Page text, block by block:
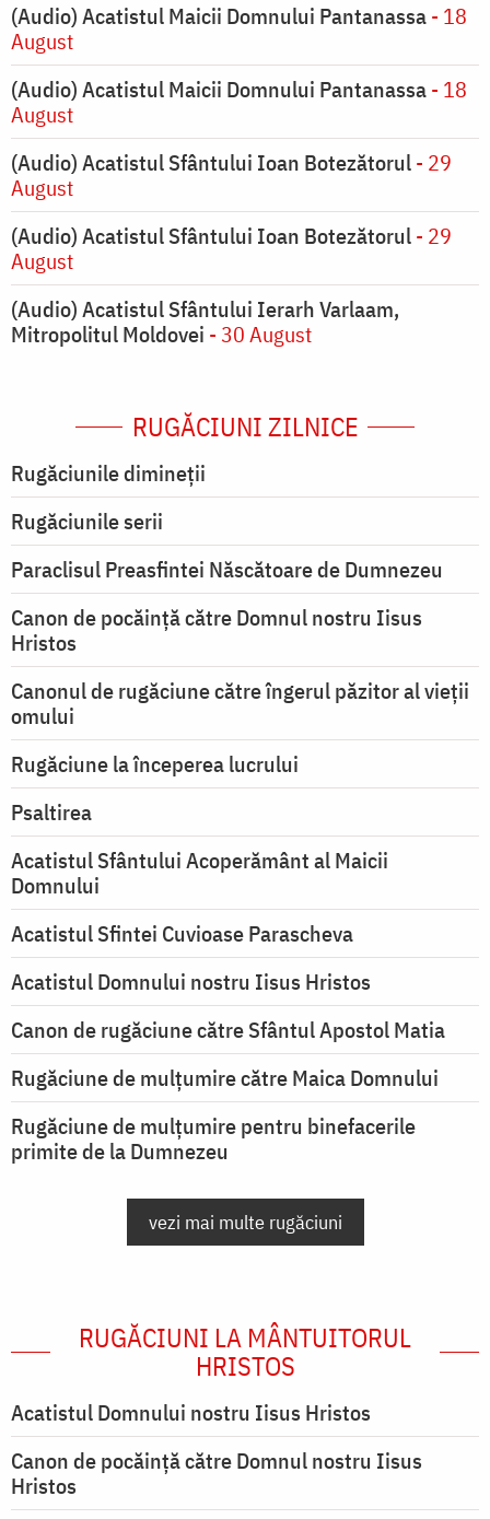
(Audio) Acatistul Maicii Domnului Pantanassa- 18
August
(Audio) Acatistul Maicii Domnului Pantanassa- 18
August
(Audio) Acatistul Sfântului Ioan Botezătorul- 29
August
(Audio) Acatistul Sfântului Ioan Botezătorul- 29
August
(Audio) Acatistul Sfântului Ierarh Varlaam,
Mitropolitul Moldovei - 30 August
RUGĂCIUNI ZILNICE
Rugăciunile dimineții
Rugăciunile serii
Paraclisul Preasfintei Născătoare de Dumnezeu
Canon de pocăință către Domnul nostru Iisus
Hristos
Canonul de rugăciune către îngerul păzitor al vieții
omului
Rugăciune la începerea lucrului
Psaltirea
Acatistul Sfântului Acoperământ al Maicii
Domnului
Acatistul Sfintei Cuvioase Parascheva
Acatistul Domnului nostru Iisus Hristos
Canon de rugăciune către Sfântul Apostol Matia
Rugăciune de mulţumire către Maica Domnului
Rugăciune de mulțumire pentru binefacerile
primite de la Dumnezeu
vezi mai multe rugăciuni
RUGĂCIUNI LA MÂNTUITORUL
HRISTOS
Acatistul Domnului nostru Iisus Hristos
Canon de pocăință către Domnul nostru Iisus
Hristos